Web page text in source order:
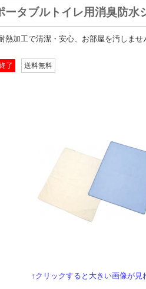
ータブルトイレ用消臭防水
熱加工で清潔・安心、お部屋を汚しませ
了 送料無料
↑クリックすると大きい画像が見